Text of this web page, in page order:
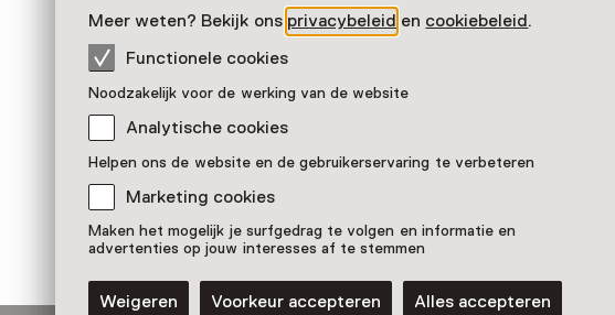
Meer weten? Bekijk ons privacybeleid en cookiebeleid.
Functionele cookies
Noodzakelijk voor de werking van de website
Analytische cookies
Helpen ons de website en de gebruikerservaring te verbeteren
Marketing cookies
Maken het mogelijk je surfgedrag te volgen en informatie en
advertenties op jouw interesses af te stemmen
Weigeren Voorkeur accepteren Alles accepteren
De potvis van Ameland
Pronkstuk
Natuurmuseum Fryslân, Leeuwarden
Blijf ontdekken